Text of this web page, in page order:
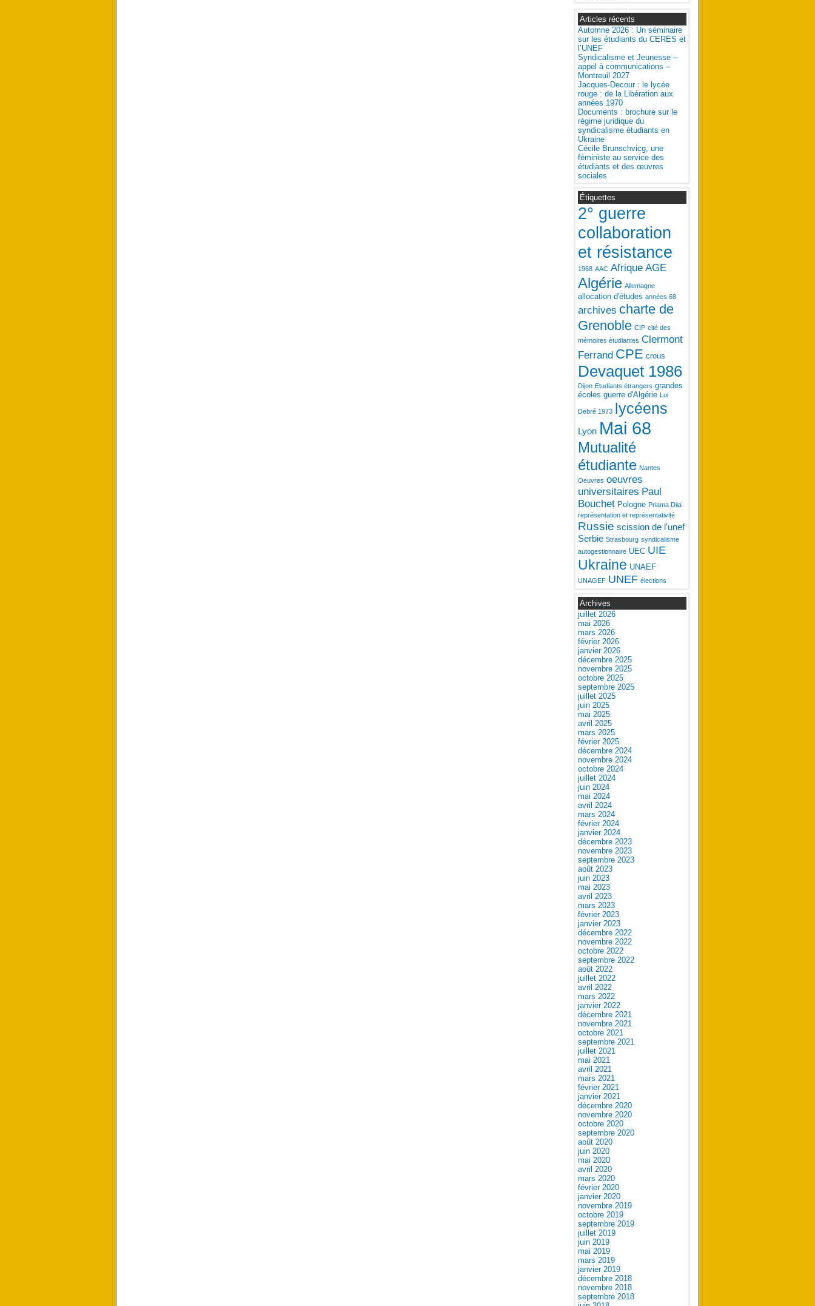
Articles récents
Automne 2026 : Un séminaire
sur les étudiants du CERES et
l’UNEF
Syndicalisme et Jeunesse –
appel à communications –
Montreuil 2027
Jacques-Decour : le lycée
rouge : de la Libération aux
années 1970
Documents : brochure sur le
régime juridique du
syndicalisme étudiants en
Ukraine
Cécile Brunschvicg, une
féministe au service des
étudiants et des œuvres
sociales
Étiquettes
2° guerre
collaboration
et résistance
1968 AAC Afrique AGE
Algérie Allemagne
allocation d'études années 68
archives charte de
Grenoble CIP cité des
mémoires étudiantes Clermont
Ferrand CPE crous
Devaquet 1986
Dijon Etudiants étrangers grandes
écoles guerre d'Algérie Loi
Debré 1973 lycéens
Lyon Mai 68
Mutualité
étudiante Nantes
Oeuvres oeuvres
universitaires Paul
Bouchet Pologne Priama Diia
représentation et représentativité
Russie scission de l'unef
Serbie Strasbourg syndicalisme
autogestionnaire UEC UIE
Ukraine UNAEF
UNAGEF UNEF élections
Archives
juillet 2026
mai 2026
mars 2026
février 2026
janvier 2026
décembre 2025
novembre 2025
octobre 2025
septembre 2025
juillet 2025
juin 2025
mai 2025
avril 2025
mars 2025
février 2025
décembre 2024
novembre 2024
octobre 2024
juillet 2024
juin 2024
mai 2024
avril 2024
mars 2024
février 2024
janvier 2024
décembre 2023
novembre 2023
septembre 2023
août 2023
juin 2023
mai 2023
avril 2023
mars 2023
février 2023
janvier 2023
décembre 2022
novembre 2022
octobre 2022
septembre 2022
août 2022
juillet 2022
avril 2022
mars 2022
janvier 2022
décembre 2021
novembre 2021
octobre 2021
septembre 2021
juillet 2021
mai 2021
avril 2021
mars 2021
février 2021
janvier 2021
décembre 2020
novembre 2020
octobre 2020
septembre 2020
août 2020
juin 2020
mai 2020
avril 2020
mars 2020
février 2020
janvier 2020
novembre 2019
octobre 2019
septembre 2019
juillet 2019
juin 2019
mai 2019
mars 2019
janvier 2019
décembre 2018
novembre 2018
septembre 2018